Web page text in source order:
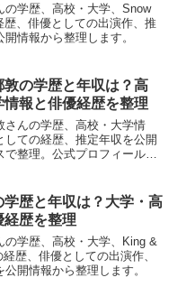
の学歴、高校・大学、Snow
歴、俳優としての出演作、推
開情報から整理します。
敦の学歴と年収は？高
情報と俳優経歴を整理
さんの学歴、高校・大学情
しての経歴、推定年収を公開
で整理。公式プロフィールで
学歴と年収は？大学・高
経歴を整理
の学歴、高校・大学、King &
歴、俳優としての出演作、
公開情報から整理します。